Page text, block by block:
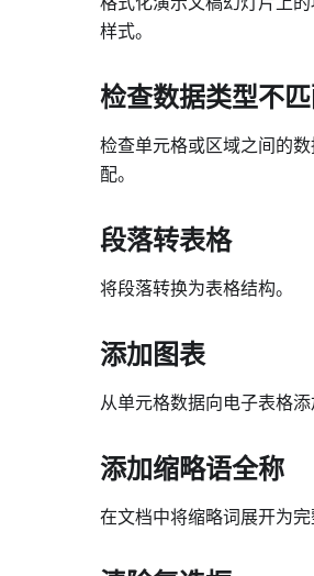
样式。
检查数据类型不
检查单元格或区域之间的
配。
段落转表格
将段落转换为表格结构。
添加图表
从单元格数据向电子表格添
添加缩略语全称
在文档中将缩略词展开为完